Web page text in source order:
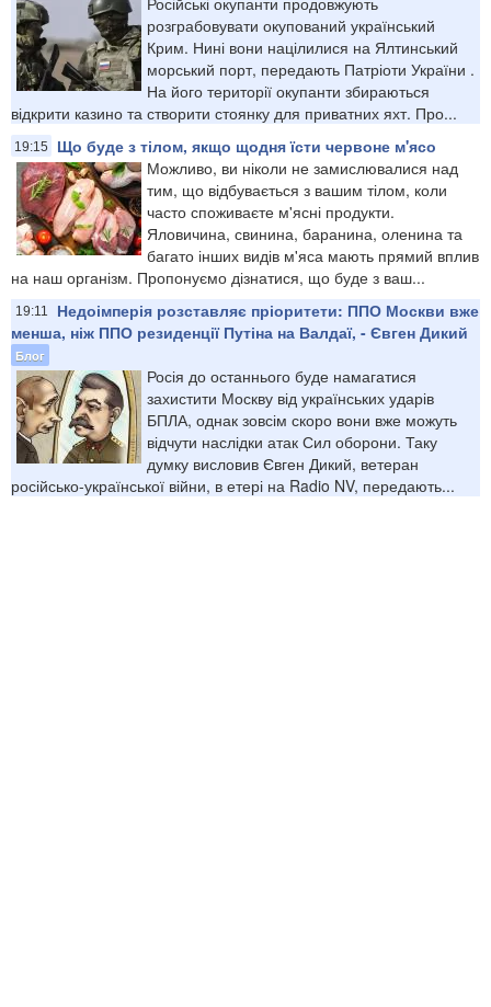
розграбовувати окупований український
Крим. Нині вони націлилися на Ялтинський
морський порт, передають Патріоти України .
На його території окупанти збираються
відкрити казино та створити стоянку для приватних яхт. Про...
19:15
Що буде з тілом, якщо щодня їсти червоне м'ясо
Можливо, ви ніколи не замислювалися над
тим, що відбувається з вашим тілом, коли
часто споживаєте м'ясні продукти.
Яловичина, свинина, баранина, оленина та
багато інших видів м'яса мають прямий вплив
на наш організм. Пропонуємо дізнатися, що буде з ваш...
19:11
Недоімперія розставляє пріоритети: ППО Москви вже
менша, ніж ППО резиденції Путіна на Валдаї, - Євген Дикий
Блог
Росія до останнього буде намагатися
захистити Москву від українських ударів
БПЛА, однак зовсім скоро вони вже можуть
відчути наслідки атак Сил оборони. Таку
думку висловив Євген Дикий, ветеран
російсько-української війни, в етері на Radio NV, передають...